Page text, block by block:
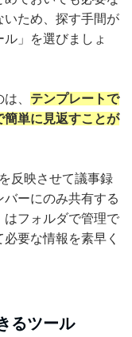
いため、探す手間が
」を選びましょ
、 テンプレートで
簡単に見返すことが
反映させて議事録
ーにのみ共有する
はフォルダで管理で
要な情報を素早く
るツール